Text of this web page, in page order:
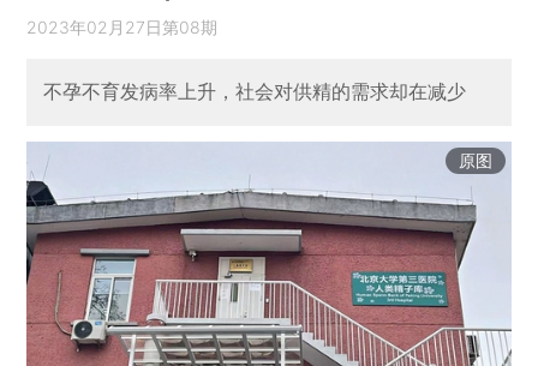
2023年02月27日第08期
不孕不育发病率上升，社会对供精的需求却在减少
原图